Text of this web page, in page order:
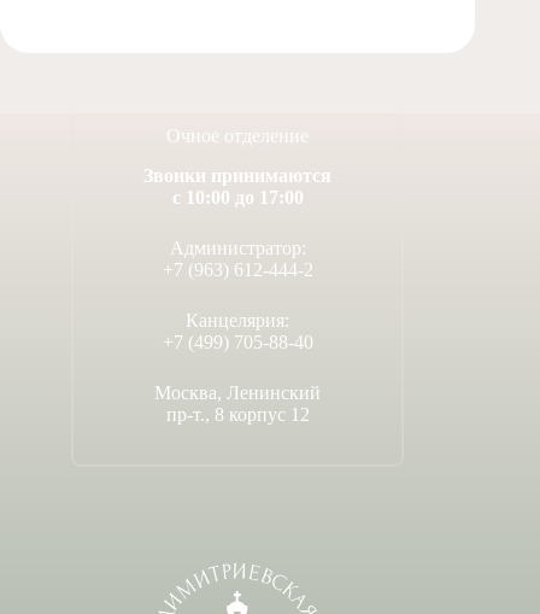
Очное отделение
Звонки принимаются
с 10:00 до 17:00
Администратор:
+7 (963) 612-444-2
Канцелярия:
+7 (499) 705-88-40
Москва, Ленинский
пр-т., 8 корпус 12